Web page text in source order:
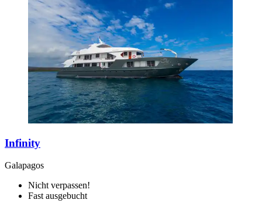
Infinity
Galapagos
Nicht verpassen!
Fast ausgebucht